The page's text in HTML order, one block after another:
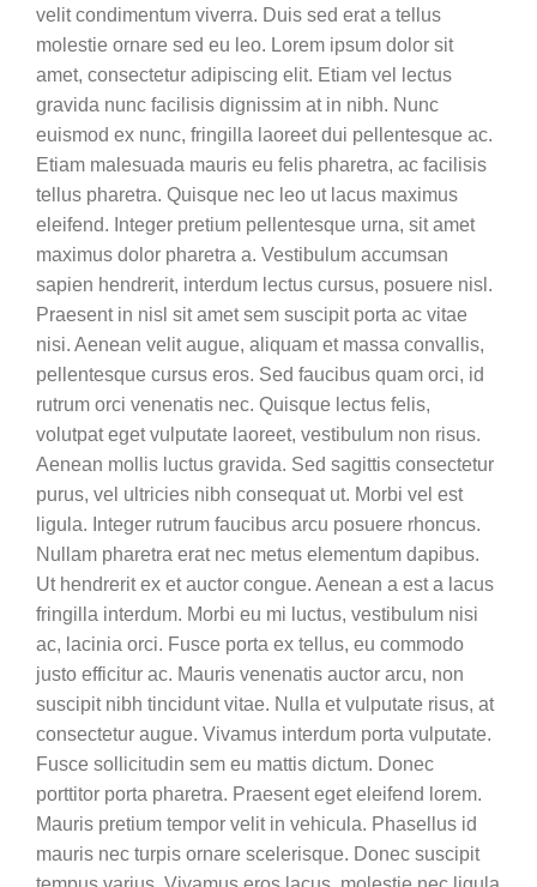
velit condimentum viverra. Duis sed erat a tellus
molestie ornare sed eu leo. Lorem ipsum dolor sit
amet, consectetur adipiscing elit. Etiam vel lectus
gravida nunc facilisis dignissim at in nibh. Nunc
euismod ex nunc, fringilla laoreet dui pellentesque ac.
Etiam malesuada mauris eu felis pharetra, ac facilisis
tellus pharetra. Quisque nec leo ut lacus maximus
eleifend. Integer pretium pellentesque urna, sit amet
maximus dolor pharetra a. Vestibulum accumsan
sapien hendrerit, interdum lectus cursus, posuere nisl.
Praesent in nisl sit amet sem suscipit porta ac vitae
nisi. Aenean velit augue, aliquam et massa convallis,
pellentesque cursus eros. Sed faucibus quam orci, id
rutrum orci venenatis nec. Quisque lectus felis,
volutpat eget vulputate laoreet, vestibulum non risus.
Aenean mollis luctus gravida. Sed sagittis consectetur
purus, vel ultricies nibh consequat ut. Morbi vel est
ligula. Integer rutrum faucibus arcu posuere rhoncus.
Nullam pharetra erat nec metus elementum dapibus.
Ut hendrerit ex et auctor congue. Aenean a est a lacus
fringilla interdum. Morbi eu mi luctus, vestibulum nisi
ac, lacinia orci. Fusce porta ex tellus, eu commodo
justo efficitur ac. Mauris venenatis auctor arcu, non
suscipit nibh tincidunt vitae. Nulla et vulputate risus, at
consectetur augue. Vivamus interdum porta vulputate.
Fusce sollicitudin sem eu mattis dictum. Donec
porttitor porta pharetra. Praesent eget eleifend lorem.
Mauris pretium tempor velit in vehicula. Phasellus id
mauris nec turpis ornare scelerisque. Donec suscipit